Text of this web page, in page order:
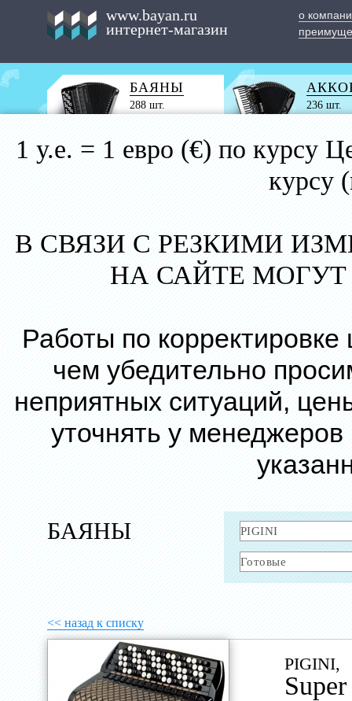
www.bayan.ru
интернет-магазин
о
БАЯНЫ
288 шт. 236 шт.
1 у.е. = 1 евро (€) по курсу
курсу
В СВЯЗИ С РЕЗКИМИ
НА САЙТЕ
Работы по
чем убедительно
неприятных ситуаций,
уточнять у
БАЯНЫ
<< назад к списку
PIGINI,